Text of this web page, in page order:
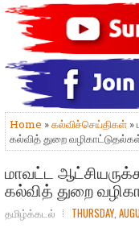
Home »கல்விச்செய்திகள் »
கல்வித் துறை
மாவட்ட
கல்வித் துறை
தமிழ்க்கடல் THURSDAY,